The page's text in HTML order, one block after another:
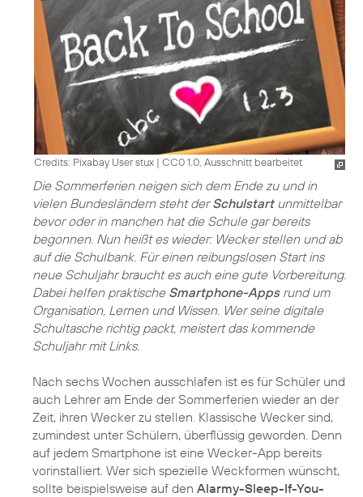
Credits: Pixabay User stux | CC0 1.0, Ausschnitt bearbeitet
Die Sommerferien neigen sich dem Ende zu und in
vielen Bundesländern steht derSchulstartunmittelbar
bevor oder in manchen hat die Schule gar bereits
begonnen. Nun heißt es wieder: Wecker stellen und ab
auf die Schulbank. Für einen reibungslosen Start ins
neue Schuljahr braucht es auch eine gute Vorbereitung.
Dabei helfen praktische Smartphone-Appsrund um
Organisation, Lernen und Wissen. Wer seine digitale
Schultasche richtig packt, meistert das kommende
Schuljahr mit Links.
Nach sechs Wochen ausschlafen ist es für Schüler und
auch Lehrer am Ende der Sommerferien wieder an der
Zeit, ihren Wecker zu stellen. Klassische Wecker sind,
zumindest unter Schülern, überflüssig geworden. Denn
auf jedem Smartphone ist eine Wecker-App bereits
vorinstalliert. Wer sich spezielle Weckformen wünscht,
sollte beispielsweise auf den Alarmy-Sleep-If-You-